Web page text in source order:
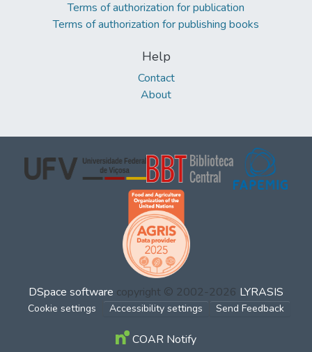
Terms of authorization for publication
Terms of authorization for publishing books
Help
Contact
About
DSpace software copyright © 2002-2026 LYRASIS
Cookie settings Accessibility settings Send Feedback
COAR Notify